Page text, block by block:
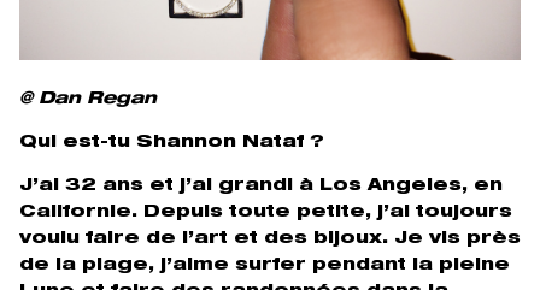
@ Dan Regan
Qui est-tu Shannon Nataf ?
J’ai 32 ans et j’ai grandi à Los Angeles, en
Californie. Depuis toute petite, j’ai toujours
voulu faire de l’art et des bijoux. Je vis près
de la plage, j’aime surfer pendant la pleine